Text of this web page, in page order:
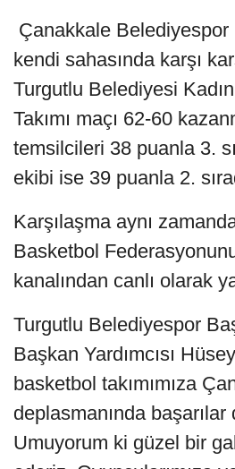
Çanakkale
kendi sahasında karşı
Turgutlu Belediyesi
Takımı maçı 62-60
temsilcileri 38 puanla 3.
ekibi ise 39 puanla 2.
Karşılaşma aynı
Basketbol
kanalından canlı olarak
Turgutlu Belediyespor
Başkan Yardımcısı
basketbol takımımıza
deplasmanında başarılar
Umuyorum ki güzel bir